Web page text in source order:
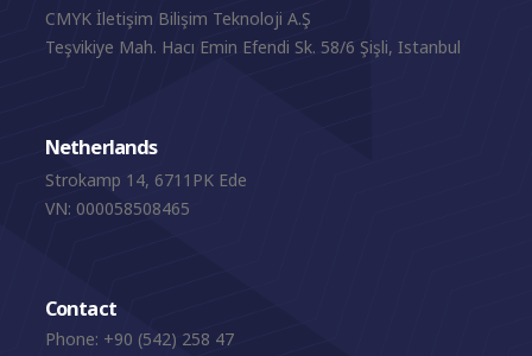
CMYK İletişim Bilişim Teknoloji A.Ş
Teşvikiye Mah. Hacı Emin Efendi Sk. 58/6 Şişli, Istanbul
Netherlands
Strokamp 14, 6711PK Ede
VN: 000058508465
Contact
Phone: +90 (542) 258 47